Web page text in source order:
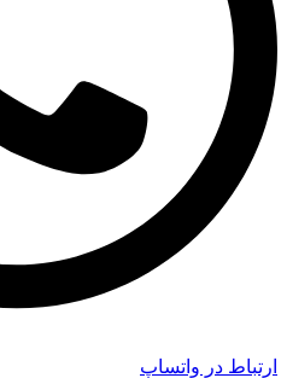
ارتباط در واتساپ